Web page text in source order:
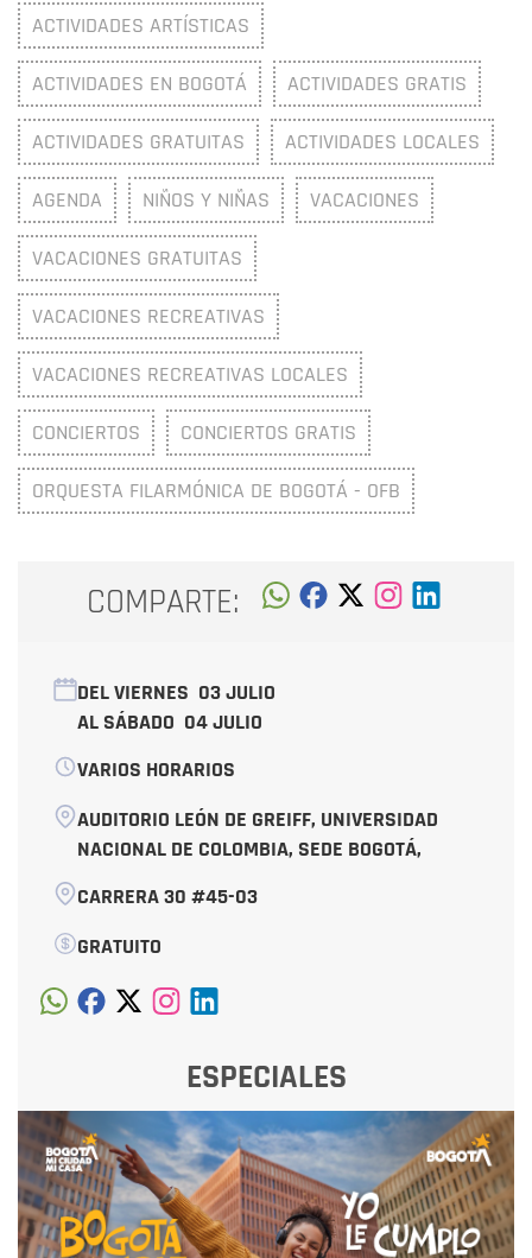
ACTIVIDADES ARTÍSTICAS
ACTIVIDADES EN BOGOTÁ ACTIVIDADES GRATIS
ACTIVIDADES GRATUITAS ACTIVIDADES LOCALES
AGENDA NIÑOS Y NIÑAS VACACIONES
VACACIONES GRATUITAS
VACACIONES RECREATIVAS
VACACIONES RECREATIVAS LOCALES
CONCIERTOS CONCIERTOS GRATIS
ORQUESTA FILARMÓNICA DE BOGOTÁ - OFB
COMPARTE:
DEL VIERNES 03 JULIO
AL SÁBADO 04 JULIO
VARIOS HORARIOS
AUDITORIO LEÓN DE GREIFF, UNIVERSIDAD
NACIONAL DE COLOMBIA, SEDE BOGOTÁ,
CARRERA 30 #45-03
GRATUITO
ESPECIALES